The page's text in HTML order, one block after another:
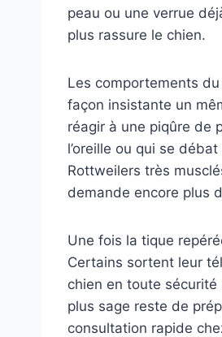
peau ou une verrue
plus rassure le chien.
Les comportements
façon insistante un
réagir à une piqûre de
l’oreille ou qui se
Rottweilers très
demande encore plus
Une fois la tique
Certains sortent leur
chien en toute
plus sage reste de
consultation rapide